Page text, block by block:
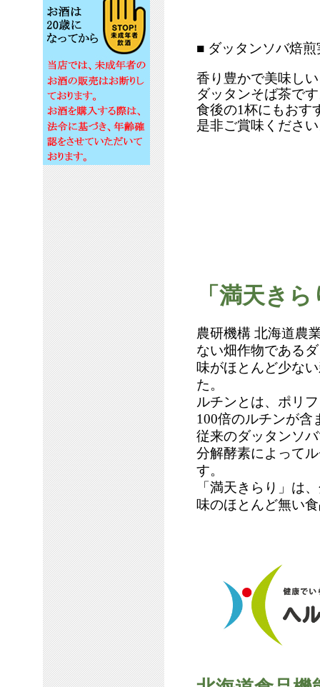
■ ダッタンソバ焙煎
香り豊かで美味し
ダッタンそば茶で
食後の1杯にもおす
是非ご賞味くださ
「満天き
農研機構 北海道農
ない畑作物である
味がほとんど少な
た。
ルチンとは、ポリ
100倍のルチンが含
従来のダッタンソ
分解酵素によって
す。
「満天きらり」は
味のほとんど無い